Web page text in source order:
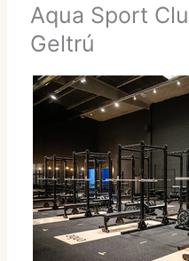
Aqua Sport
Geltrú